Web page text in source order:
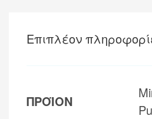
Επιπλέον
ΠΡΟΪΟΝ